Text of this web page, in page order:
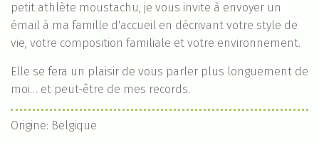
petit athlète moustachu, je vous invite à envoyer un
émail à ma famille d'accueil en décrivant votre style de
vie, votre composition familiale et votre environnement.
Elle se fera un plaisir de vous parler plus longuement de
moi… et peut-être de mes records.
Origine: Belgique